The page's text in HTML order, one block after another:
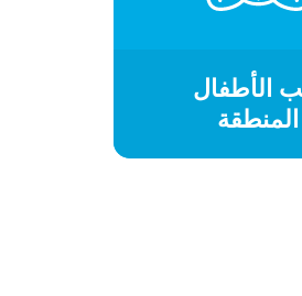
الأطفال
المنطقة